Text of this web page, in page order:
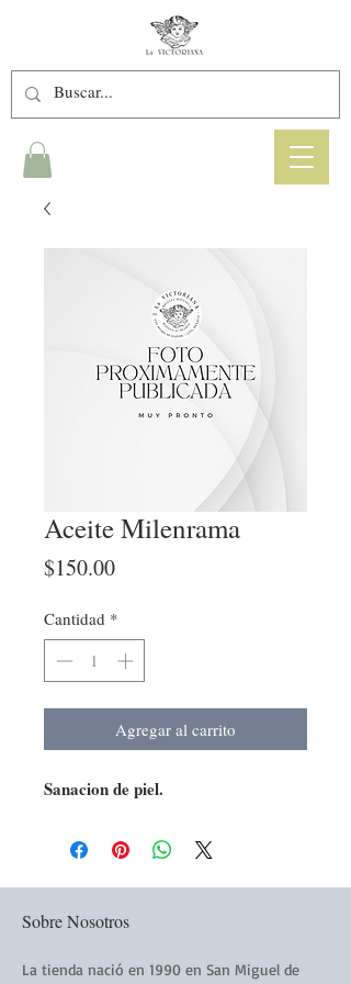
Aceite Milenrama
$150.00Precio
Cantidad *
Agregar al carrito
Sanacion de piel.
Sobre Nosotros
La tienda nació en 1990 en San Miguel de